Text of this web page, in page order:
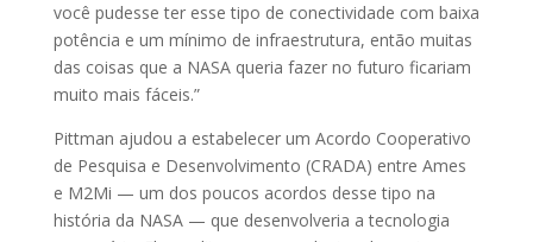
você pudesse ter esse tipo de conectividade com baixa
potência e um mínimo de infraestrutura, então muitas
das coisas que a NASA queria fazer no futuro ficariam
muito mais fáceis.”
Pittman ajudou a estabelecer um Acordo Cooperativo
de Pesquisa e Desenvolvimento (CRADA) entre Ames
e M2Mi — um dos poucos acordos desse tipo na
história da NASA — que desenvolveria a tecnologia